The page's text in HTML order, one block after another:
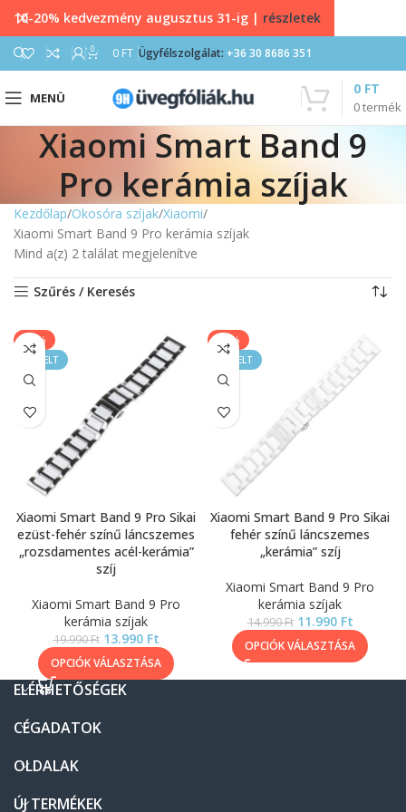
0 0 FT Ügyfélszolgálat: +36 30 8686 351
MENÜ
0termék
0 FT
Xiaomi Smart Band 9
Pro kerámia szíjak
Kezdőlap Okosóra szíjak Xiaomi
Xiaomi Smart Band 9 Pro kerámia szíjak
Mind a(z) 2 találat megjelenítve
Szűrés / Keresés
-30%
KIEMELT
Xiaomi Smart Band 9 Pro Sikai
ezüst-fehér színű láncszemes
„rozsdamentes acél-kerámia”
szíj
Xiaomi Smart Band 9 Pro
kerámia szíjak
19.990Ft 13.990 Ft
OPCIÓK VÁLASZTÁSA
-20%
KIEMELT
Xiaomi Smart Band 9 Pro Sikai
fehér színű láncszemes
„kerámia” szíj
Xiaomi Smart Band 9 Pro
kerámia szíjak
14.990Ft 11.990 Ft
OPCIÓK VÁLASZTÁSA
ELÉRHETŐSÉGEK
CÉGADATOK
OLDALAK
ÚJ TERMÉKEK
10-20% kedvezmény augusztus 31-ig | részletek